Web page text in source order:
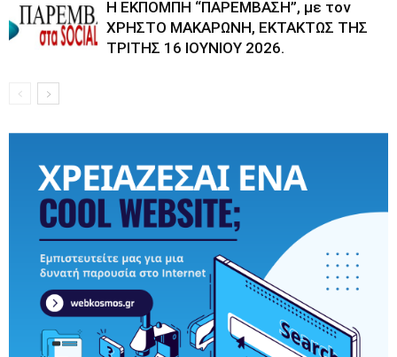
Η ΕΚΠΟΜΠΗ “ΠΑΡΕΜΒΑΣΗ”, με τον
ΧΡΗΣΤΟ ΜΑΚΑΡΩΝΗ, ΕΚΤΑΚΤΩΣ ΤΗΣ
ΤΡΙΤΗΣ 16 ΙΟΥΝΙΟΥ 2026.